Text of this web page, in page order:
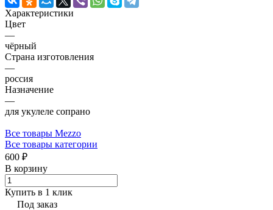
Характеристики
Цвет
—
чёрный
Страна изготовления
—
россия
Назначение
—
для укулеле сопрано
Все товары Mezzo
Все товары категории
600 ₽
В корзину
Купить в 1 клик
Под заказ